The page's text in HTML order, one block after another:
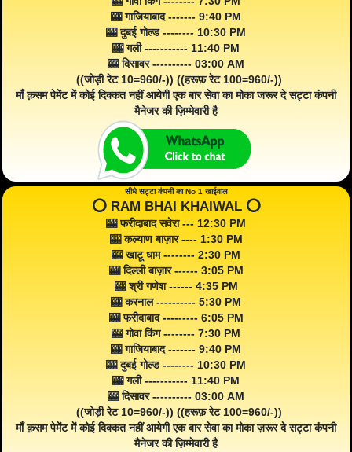
🎰 गाजियाबाद ------- 9:40 PM
🎰 दुबई गोल्ड -------- 10:30 PM
🎰 गली ----------- 11:40 PM
🎰 दिसावर ---------- 03:00 AM
((जोड़ी रेट 10=960/-)) ((हरूफ़ रेट 100=960/-))
माँ क़सम पेमेंट में कोई दिक्कत नहीं आयेगी एक बार सेवा का मोका जरूर दे सट्टा कंपनी
मैनेजर की ज़िम्मेवारी है
सीधे सट्टा कंपनी का No 1 खाईवाल
⭕️ RAM BHAI KHAIWAL ⭕️
🎰 फरीदाबाद सवेरा --- 12:30 PM
🎰 कल्याण बाज़ार ---- 1:30 PM
🎰 खाटू धाम -------- 2:30 PM
🎰 दिल्ली बाज़ार ------ 3:05 PM
🎰 श्री गणेश ------ 4:35 PM
🎰 करनाल ---------- 5:30 PM
🎰 फरीदाबाद --------- 6:05 PM
🎰 गोवा किंग -------- 7:30 PM
🎰 गाजियाबाद ------- 9:40 PM
🎰 दुबई गोल्ड -------- 10:30 PM
🎰 गली ----------- 11:40 PM
🎰 दिसावर ---------- 03:00 AM
((जोड़ी रेट 10=960/-)) ((हरूफ़ रेट 100=960/-))
माँ क़सम पेमेंट में कोई दिक्कत नहीं आयेगी एक बार सेवा का मोका ज़रूर दे सट्टा कंपनी
मैनेजर की ज़िम्मेवारी है